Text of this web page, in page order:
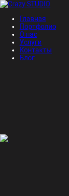
Главная
Портфолио
О нас
Услуги
Контакты
Блог